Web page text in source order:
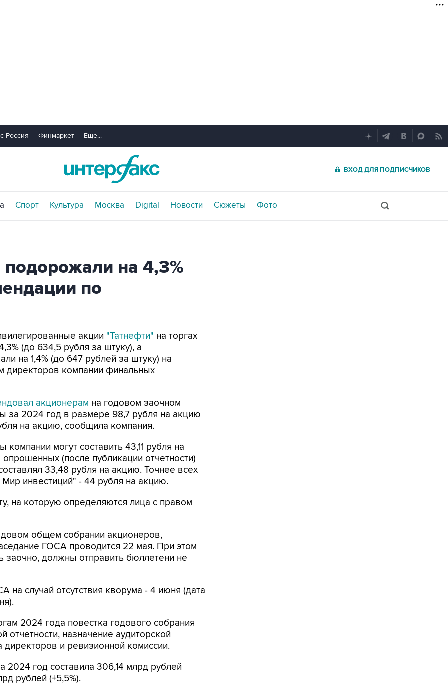
Россия Финмаркет Еще...
ВХОД ДЛЯ ПОДПИСЧИКОВ
Спорт Культура Москва Digital Новости Сюжеты Фото
на 4,3%
по
акции "Татнефти" на торгах
(до 634,5 рубля за штуку), а
на 1,4% (до 647 рублей за штуку) на
директоров компании финальных
акционерам на годовом заочном
за 2024 год в размере 98,7 рубля на акцию
на акцию, сообщила компания.
могут составить 43,11 рубля на
(после публикации отчетности)
33,48 рубля на акцию. Точнее всех
инвестиций" - 44 рубля на акцию.
на которую определяются лица с правом
общем собрании акционеров,
ГОСА проводится 22 мая. При этом
должны отправить бюллетени не
на случай отсутствия кворума - 4 июня (дата
2024 года повестка годового собрания
назначение аудиторской
директоров и ревизионной комиссии.
год составила 306,14 млрд рублей
рублей (+5,5%).